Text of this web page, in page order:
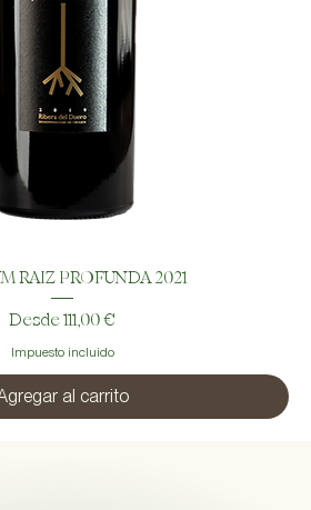
RAIZ PROFUNDA 2021
Desde111,00 €
Precio de oferta
Impuesto incluido
al carrito